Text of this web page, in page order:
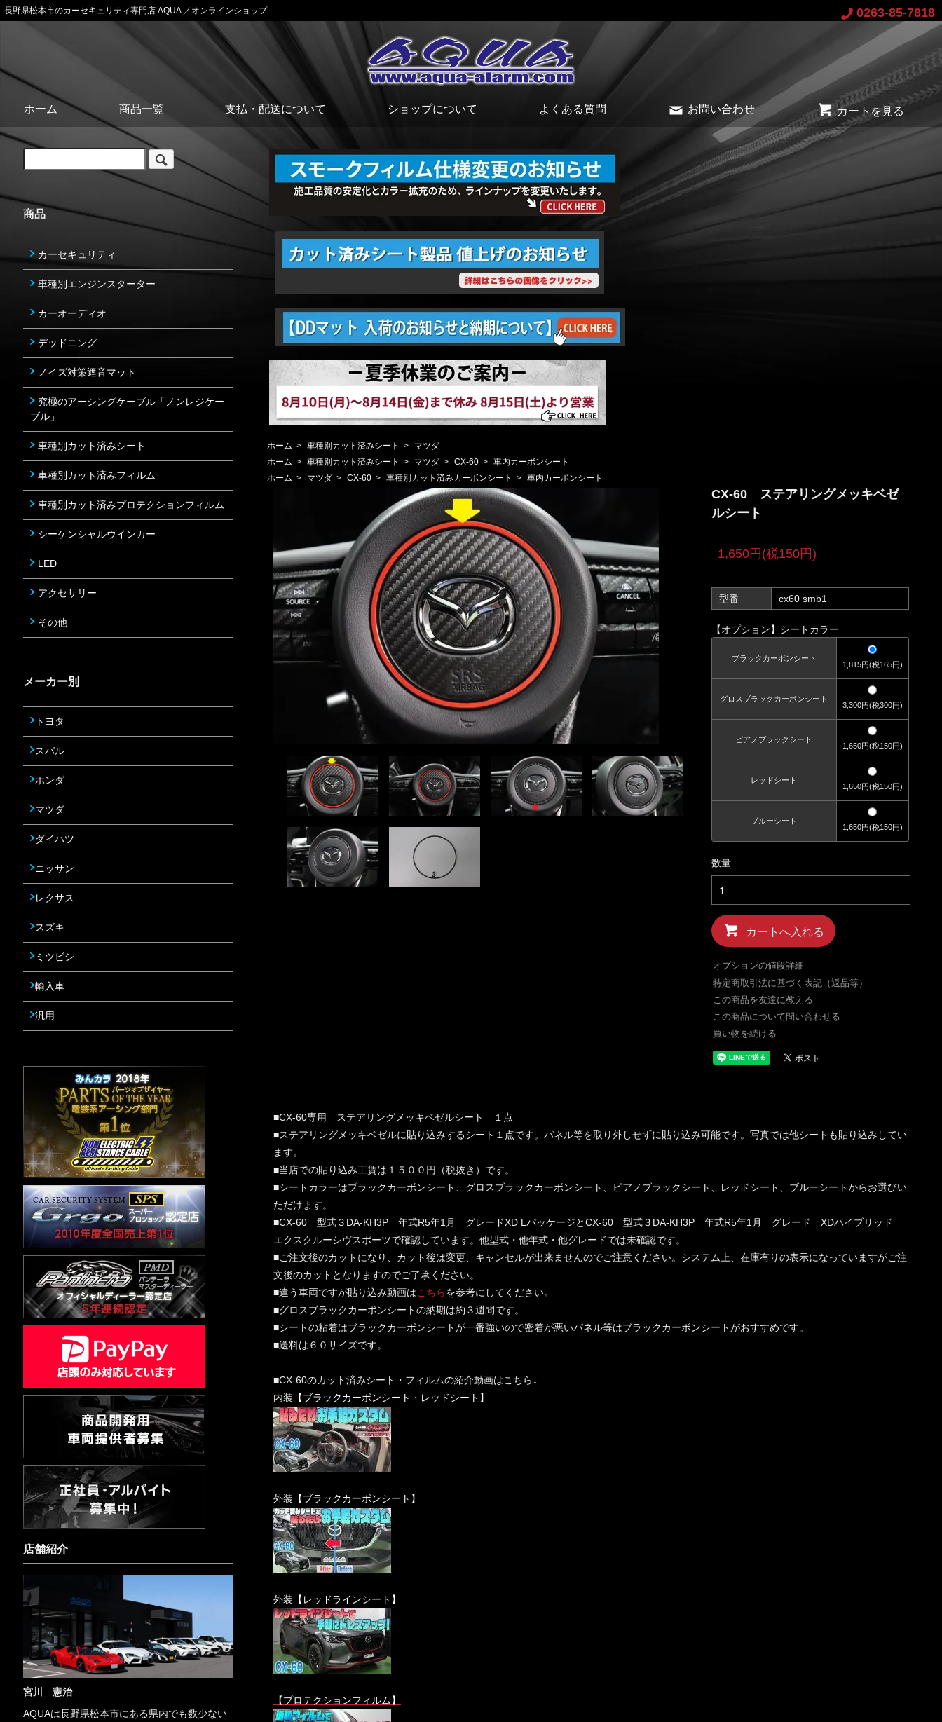
長野県松本市のカーセキュリティ専門店 AQUA ／オンラインショップ 0263-85-7818
ホーム 商品一覧 支払・配送について ショップについて よくある質問 お問い合わせ カートを見る
ホーム > 車種別カット済みシート >
マツダ
ホーム > 車種別カット済みシート > マツダ > CX-60 > 車内カーボンシート
ホーム > マツダ > CX-60 > 車種別カット済みカーボンシート > 車内カーボンシート
CX-60 ステアリングメッキベゼ
ルシート
1,650円(税150円)
型番 cx60 smb1
【オプション】シートカラー
ブラックカーボンシート
1,815円(税165円)
グロスブラックカーボンシート
3,300円(税300円)
ピアノブラックシート
1,650円(税150円)
レッドシート
1,650円(税150円)
ブルーシート
1,650円(税150円)
数量
カートへ入れる
オプションの値段詳細
特定商取引法に基づく表記（返品等）
この商品を友達に教える
この商品について問い合わせる
買い物を続ける
■CX-60専用 ステアリングメッキベゼルシート １点
■ステアリングメッキベゼルに貼り込みするシート１点です。パネル等を取り外しせずに貼り込み可能です。写真では他シートも貼り込みしてい
ます。
■当店での貼り込み工賃は１５００円（税抜き）です。
■シートカラーはブラックカーボンシート、グロスブラックカーボンシート、ピアノブラックシート、レッドシート、ブルーシートからお選びい
ただけます。
■CX-60 型式３DA-KH3P 年式R5年1月 グレードXD LパッケージとCX-60 型式３DA-KH3P 年式R5年1月 グレード XDハイブリッド
エクスクルーシヴスポーツで確認しています。他型式・他年式・他グレードでは未確認です。
■ご注文後のカットになり、カット後は変更、キャンセルが出来ませんのでご注意ください。システム上、在庫有りの表示になっていますがご注
文後のカットとなりますのでご了承ください。
■違う車両ですが貼り込み動画はこちらを参考にしてください。
■グロスブラックカーボンシートの納期は約３週間です。
■シートの粘着はブラックカーボンシートが一番強いので密着が悪いパネル等はブラックカーボンシートがおすすめです。
■送料は６０サイズです。
■CX-60のカット済みシート・フィルムの紹介動画はこちら↓
内装【ブラックカーボンシート・レッドシート】
外装【ブラックカーボンシート】
外装【レッドラインシート】
【プロテクションフィルム】
商品
カーセキュリティ
車種別エンジンスターター
カーオーディオ
デッドニング
ノイズ対策遮音マット
究極のアーシングケーブル「ノンレジケー
ブル」
車種別カット済みシート
車種別カット済みフィルム
車種別カット済みプロテクションフィルム
シーケンシャルウインカー
LED
アクセサリー
その他
メーカー別
トヨタ
スバル
ホンダ
マツダ
ダイハツ
ニッサン
レクサス
スズキ
ミツビシ
輸入車
汎用
店舗紹介
宮川 憲治
AQUAは長野県松本市にある県内でも数少ない